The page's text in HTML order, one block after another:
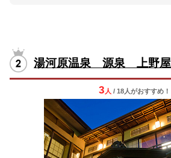
湯河原温泉 源泉 上野屋
3 人 / 18人がおすすめ！